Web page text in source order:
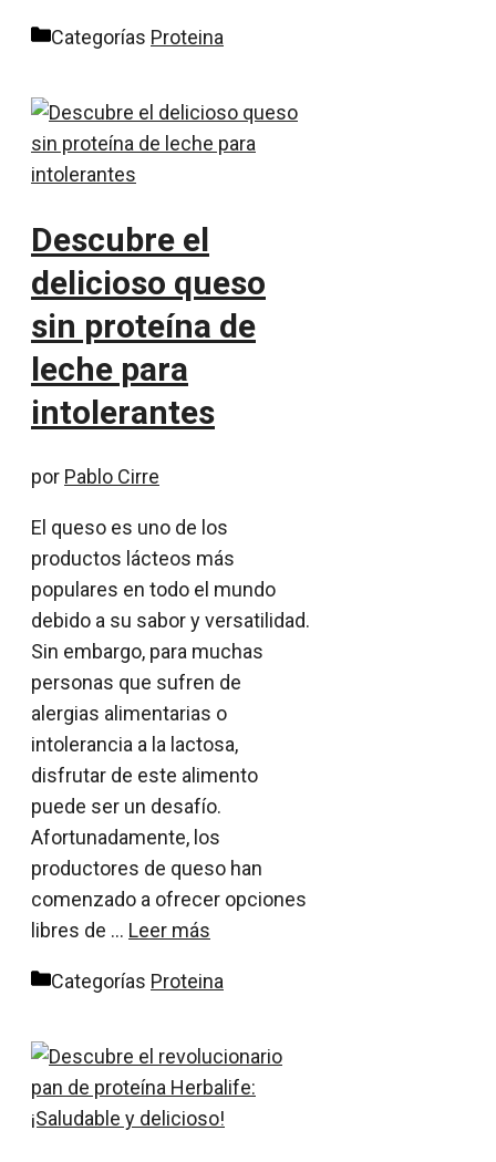
Categorías Proteina
Descubre el
delicioso queso
sin proteína de
leche para
intolerantes
por Pablo Cirre
El queso es uno de los
productos lácteos más
populares en todo el mundo
debido a su sabor y versatilidad.
Sin embargo, para muchas
personas que sufren de
alergias alimentarias o
intolerancia a la lactosa,
disfrutar de este alimento
puede ser un desafío.
Afortunadamente, los
productores de queso han
comenzado a ofrecer opciones
libres de … Leer más
Categorías Proteina